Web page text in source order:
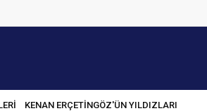
KENAN ERÇETINGÖZ'ÜN YILDIZLARI